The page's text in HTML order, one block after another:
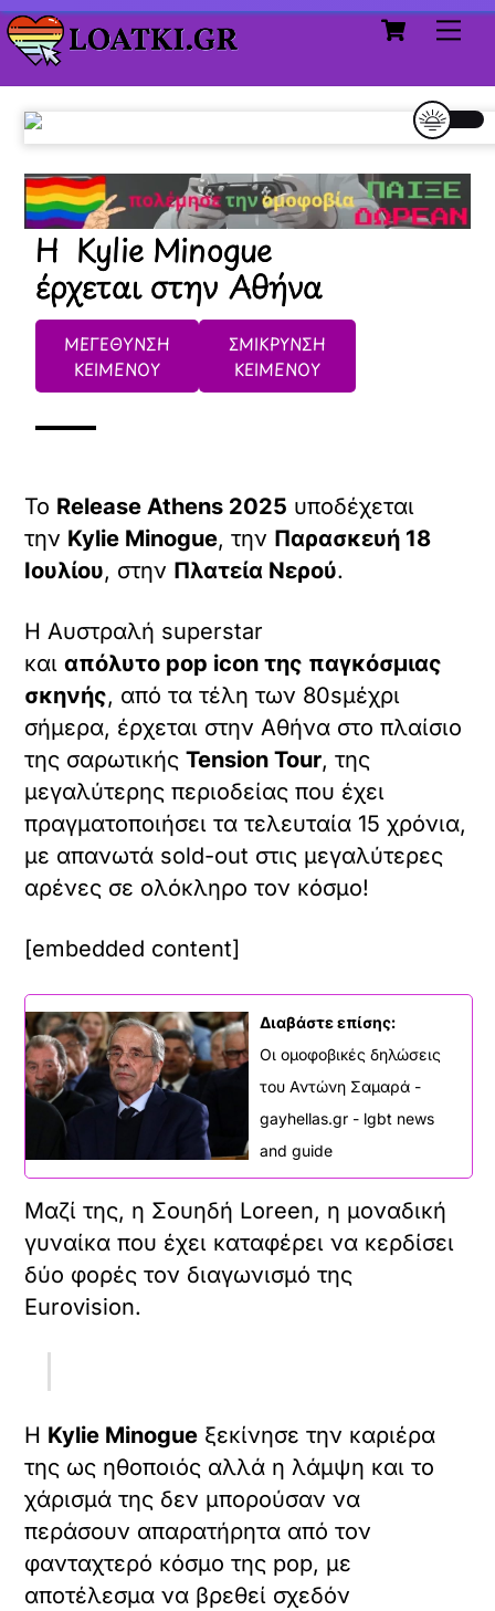
Skip
to
content
Cart
Η Kylie Minogue
έρχεται στην Αθήνα
ΜΕΓΕΘΥΝΣΗ
ΚΕΙΜΕΝΟΥ
ΣΜΙΚΡΥΝΣΗ
ΚΕΙΜΕΝΟΥ
Το Release Athens 2025 υποδέχεται
την Kylie Minogue, την Παρασκευή 18
Ιουλίου, στην Πλατεία Νερού.
Η Αυστραλή superstar
καιαπόλυτο pop icon της παγκόσμιας
σκηνής, από τα τέλη των 80sμέχρι
σήμερα, έρχεται στην Αθήνα στο πλαίσιο
της σαρωτικήςTension Tour, της
μεγαλύτερης περιοδείας που έχει
πραγματοποιήσει τα τελευταία 15 χρόνια,
με απανωτά sold-out στις μεγαλύτερες
αρένες σε ολόκληρο τον κόσμο!
[embedded content]
Διαβάστε επίσης:
Οι ομοφοβικές δηλώσεις
του Αντώνη Σαμαρά -
gayhellas.gr - lgbt news
and guide
Μαζί της, η Σουηδή Loreen, η μοναδική
γυναίκα που έχει καταφέρει να κερδίσει
δύο φορές τον διαγωνισμό της
Eurovision.
Η Kylie Minogue ξεκίνησε την καριέρα
της ως ηθοποιός αλλά η λάμψη και το
χάρισμά της δεν μπορούσαν να
περάσουν απαρατήρητα από τον
φανταχτερό κόσμο της pop, με
αποτέλεσμα να βρεθεί σχεδόν